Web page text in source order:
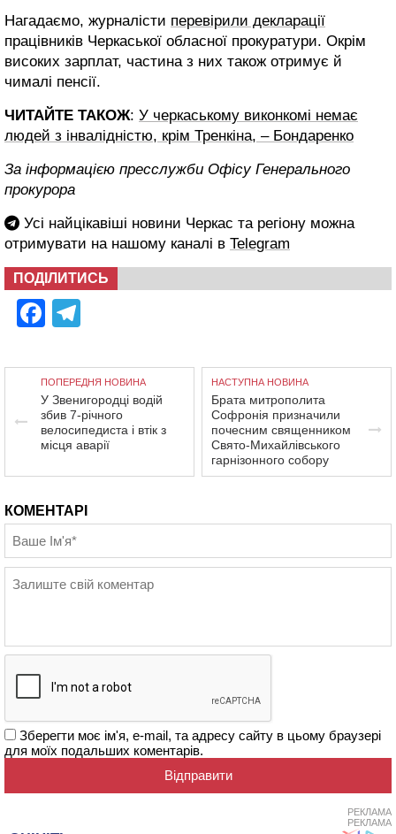
Нагадаємо, журналісти перевірили декларації
працівників Черкаської обласної прокуратури. Окрім
високих зарплат, частина з них також отримує й
чималі пенсії.
ЧИТАЙТЕ ТАКОЖ: У черкаському виконкомі немає
людей з інвалідністю, крім Тренкіна, – Бондаренко
За інформацією пресслужби Офісу Генерального
прокурора
Усі найцікавіші новини Черкас та регіону можна
отримувати на нашому каналі в Telegram
ПОДІЛИТИСЬ
Facebook
ПОПЕРЕДНЯ НОВИНА
У Звенигородці водій
збив 7-річного
велосипедиста і втік з
місця аварії
НАСТУПНА НОВИНА
Брата митрополита
Софронія призначили
почесним священником
Свято-Михайлівського
гарнізонного собору
КОМЕНТАРІ
Зберегти моє ім'я, e-mail, та адресу сайту в цьому браузері
для моїх подальших коментарів.
РЕКЛАМА
РЕКЛАМА